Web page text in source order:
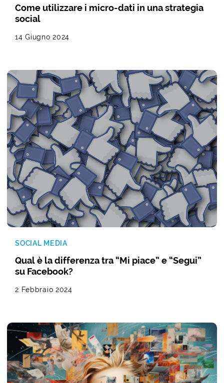
Come utilizzare i micro-dati in una strategia
social
14 Giugno 2024
SOCIAL MEDIA
Qual è la differenza tra “Mi piace” e “Segui”
su Facebook?
2 Febbraio 2024